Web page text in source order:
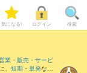
気になる! ログイン 検索
業・販売・サービ
短期 ・ 単発など